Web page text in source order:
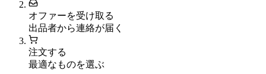
オファーを受け取る
出品者から連絡が届く
注文する
最適なものを選ぶ